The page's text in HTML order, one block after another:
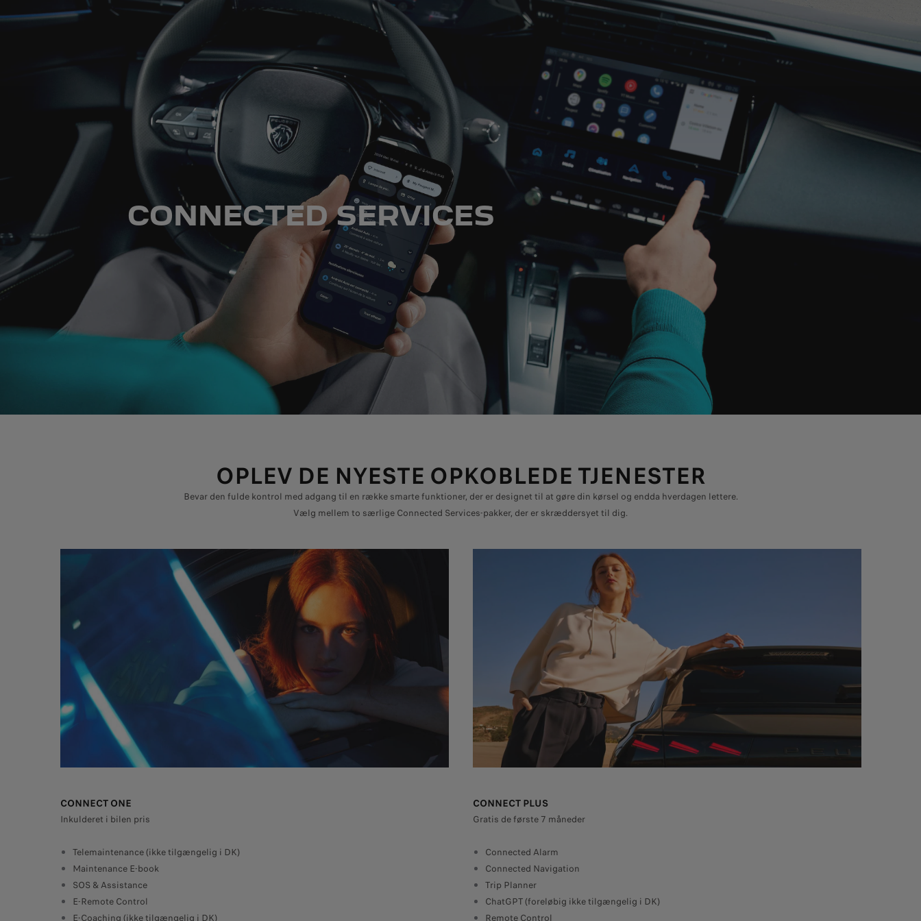
CONNECTED SERVICES
OPLEV DE NYESTE OPKOBLEDE TJENESTER
Bevar den fulde kontrol med adgang til en række smarte funktioner, der er designet til at gøre din kørsel og endda hverdagen lettere.
Vælg mellem to særlige Connected Services-pakker, der er skræddersyet til dig.
CONNECT ONE
Inkulderet i bilen pris
Telemaintenance (ikke tilgængelig i DK)
Maintenance E-book
SOS & Assistance
E-Remote Control
E-Coaching (ikke tilgængelig i DK)
CONNECT PLUS
Gratis de første 7 måneder
Connected Alarm
Connected Navigation
Trip Planner
ChatGPT (foreløbig ikke tilgængelig i DK)
Remote Control